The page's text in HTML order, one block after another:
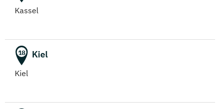
Kassel
18 Kiel
Kiel